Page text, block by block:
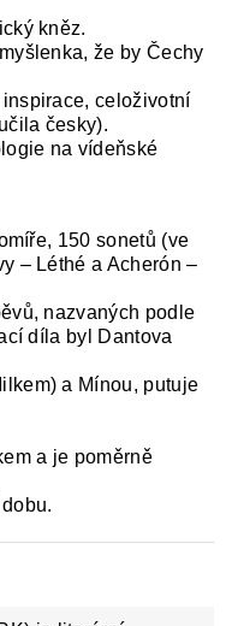
kněz.
že by Čechy
celoživotní
česky).
na vídeňské
150 sonetů (ve
– Léthé a Acherón –
nazvaných podle
díla byl Dantova
a Mínou, putuje
a je poměrně